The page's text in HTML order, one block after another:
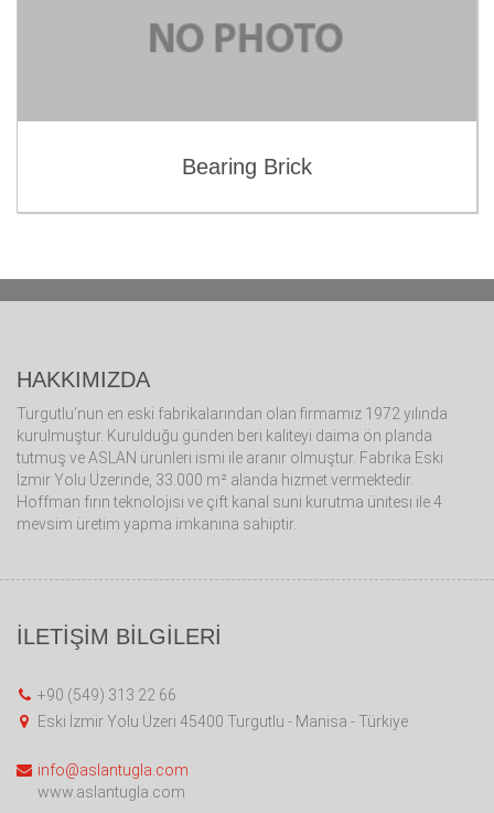
Bearing Brick
HAKKIMIZDA
Turgutlu’nun en eski fabrikalarından olan firmamız 1972 yılında
kurulmuştur. Kurulduğu günden beri kaliteyi daima ön planda
tutmuş ve ASLAN ürünleri ismi ile aranır olmuştur. Fabrika Eski
İzmir Yolu Üzerinde, 33.000 m² alanda hizmet vermektedir.
Hoffman fırın teknolojisi ve çift kanal suni kurutma ünitesi ile 4
mevsim üretim yapma imkanına sahiptir.
İLETİŞİM BİLGİLERİ
+90 (549) 313 22 66
Eski İzmir Yolu Üzeri 45400 Turgutlu - Manisa - Türkiye
info@aslantugla.com
www.aslantugla.com